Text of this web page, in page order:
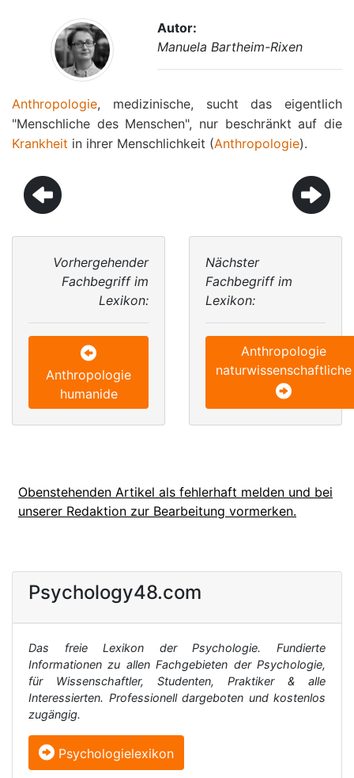
Autor:
Manuela Bartheim-Rixen
Anthropologie, medizinische, sucht das eigentlich
"Menschliche des Menschen", nur beschränkt auf die
Krankheit in ihrer Menschlichkeit (Anthropologie).
Vorhergehender
Fachbegriff im
Lexikon:
Anthropologie
humanide
Nächster
Fachbegriff im
Lexikon:
Anthropologie
naturwissenschaftliche
Obenstehenden Artikel als fehlerhaft melden und bei
unserer Redaktion zur Bearbeitung vormerken.
Psychology48.com
Das freie Lexikon der Psychologie. Fundierte
Informationen zu allen Fachgebieten der Psychologie,
für Wissenschaftler, Studenten, Praktiker & alle
Interessierten. Professionell dargeboten und kostenlos
zugängig.
Psychologielexikon